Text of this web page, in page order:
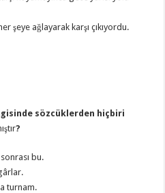
şeye ağlayarak karşı çıkıyordu.
sözcüklerden hiçbiri
?
bu.
turnam.